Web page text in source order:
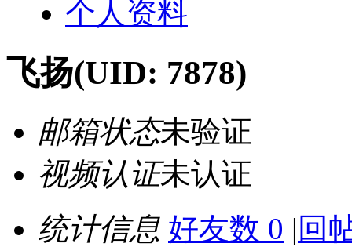
个人资料
飞扬(UID: 7878)
邮箱状态未验证
视频认证未认证
统计信息 好友数 0 | 回